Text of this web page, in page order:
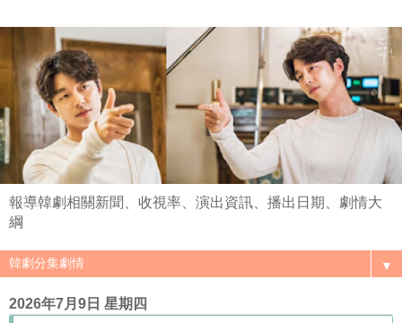
報導韓劇相關新聞、收視率、演出資訊、播出日期、劇情大
綱
▼
2026年7月9日 星期四